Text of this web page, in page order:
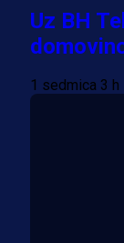
Uz BH
1 sedmica 3 h